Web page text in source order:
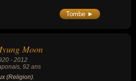
Tombe ►
Moon
- 2012
, 92 ans
(Religion).